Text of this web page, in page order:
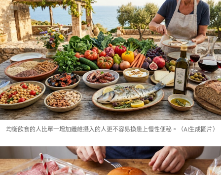
均衡飲食的人比單一增加纖維攝入的人更不容易換患上慢性便秘。（AI生成圖片）